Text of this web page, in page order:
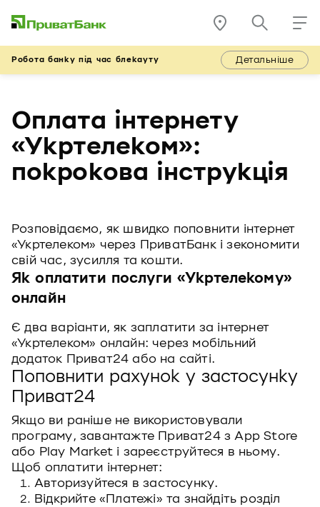
Робота банку під час блекауту Детальніше
Оплата інтернету
«Укртелеком»:
покрокова інструкція
Розповідаємо, як швидко поповнити інтернет
«Укртелеком» через ПриватБанк і зекономити
свій час, зусилля та кошти.
Як оплатити послуги «Укртелекому»
онлайн
Є два варіанти, як заплатити за інтернет
«Укртелеком» онлайн: через мобільний
додаток Приват24 або на сайті.
Поповнити рахунок у застосунку
Приват24
Якщо ви раніше не використовували
програму, завантажте Приват24 з App Store
або Play Market і зареєструйтеся в ньому.
Щоб оплатити інтернет:
Авторизуйтеся в застосунку.
Відкрийте «Платежі» та знайдіть розділ